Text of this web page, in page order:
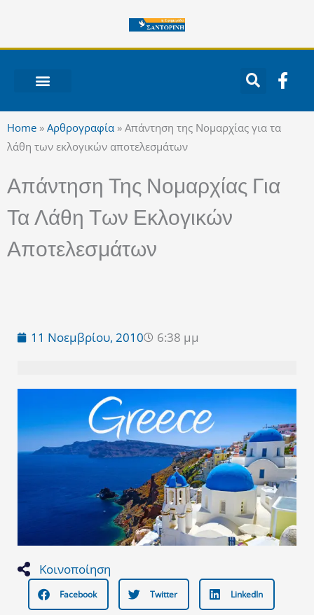
περιεχόμενο
F
a
Home » Αρθρογραφία » Απάντηση της Νομαρχίας για τα
λάθη των εκλογικών αποτελεσμάτων
Απάντηση Της Νομαρχίας Για
Τα Λάθη Των Εκλογικών
Αποτελεσμάτων
11 Νοεμβρίου, 2010 6:38 μμ
Κοινοποίηση
Facebook Twitter LinkedIn